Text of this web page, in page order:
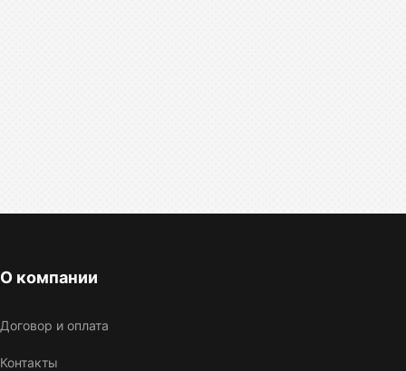
О компании
Договор и оплата
Контакты